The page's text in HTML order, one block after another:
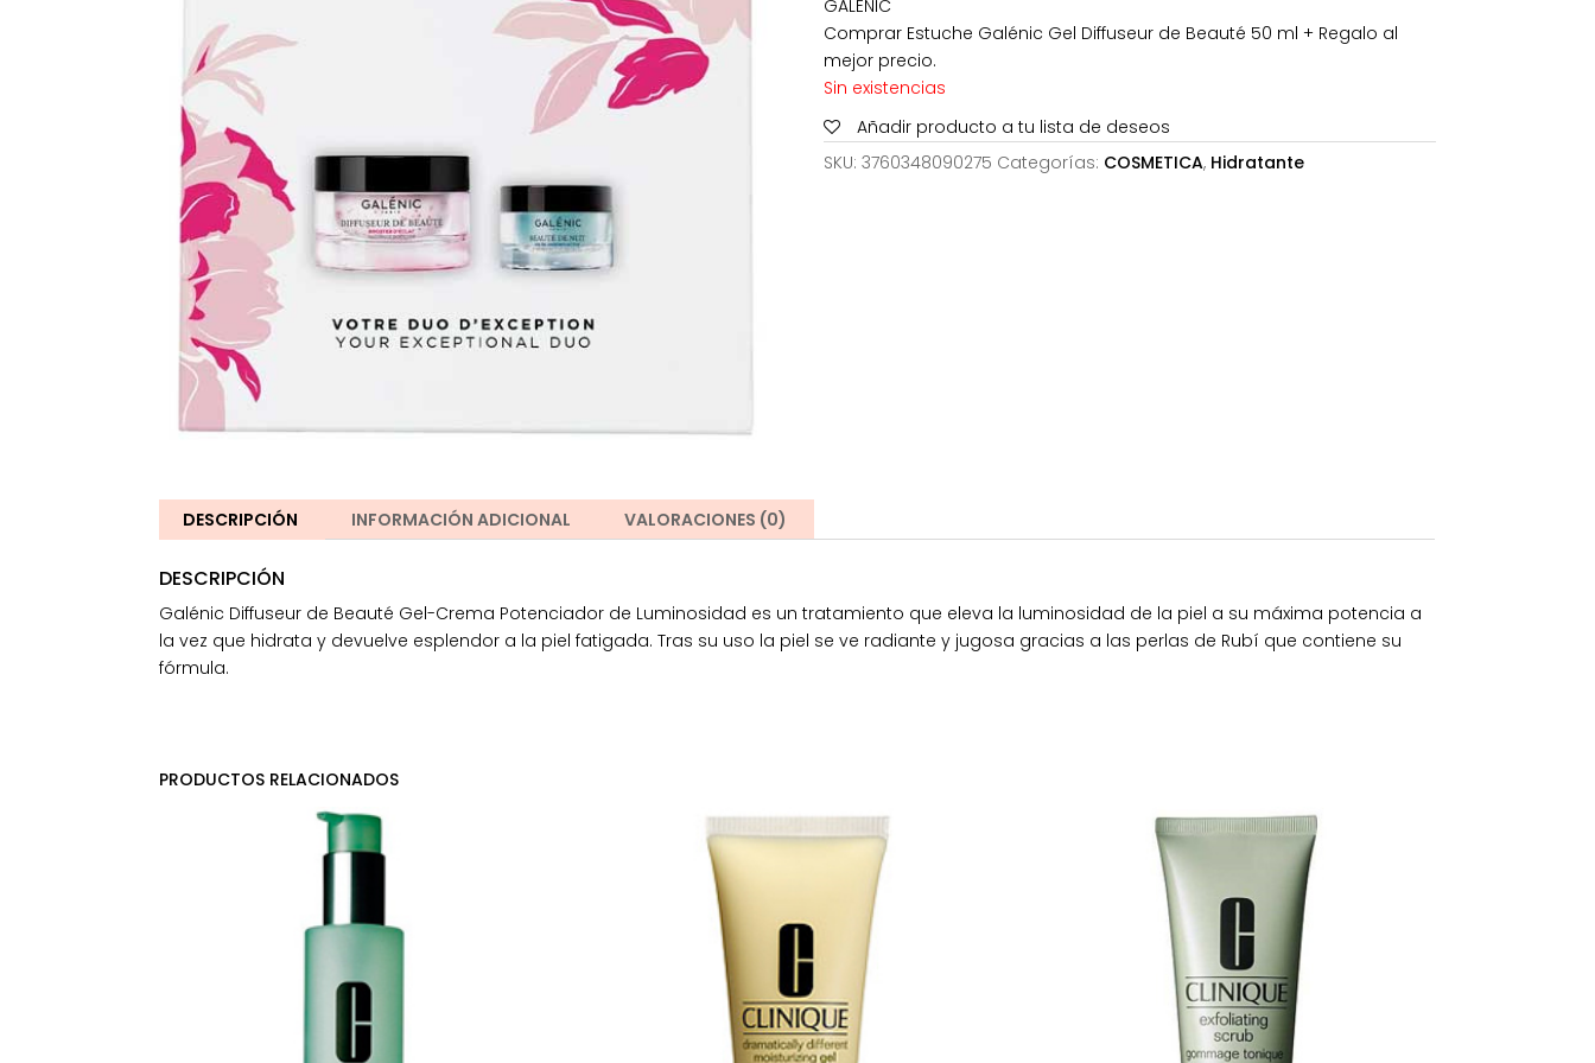
era:
63,00€.
es:
41,64€.
GALÉNIC
Comprar Estuche Galénic Gel Diffuseur de Beauté 50 ml + Regalo al
mejor precio.
Sin existencias
Añadir producto a tu lista de deseos
SKU: 3760348090275 Categorías: COSMETICA, Hidratante
DESCRIPCIÓN INFORMACIÓN ADICIONAL VALORACIONES (0)
DESCRIPCIÓN
Galénic Diffuseur de Beauté Gel-Crema Potenciador de Luminosidad es un tratamiento que eleva la luminosidad de la piel a su máxima potencia a
la vez que hidrata y devuelve esplendor a la piel fatigada. Tras su uso la piel se ve radiante y jugosa gracias a las perlas de Rubí que contiene su
fórmula.
PRODUCTOS RELACIONADOS